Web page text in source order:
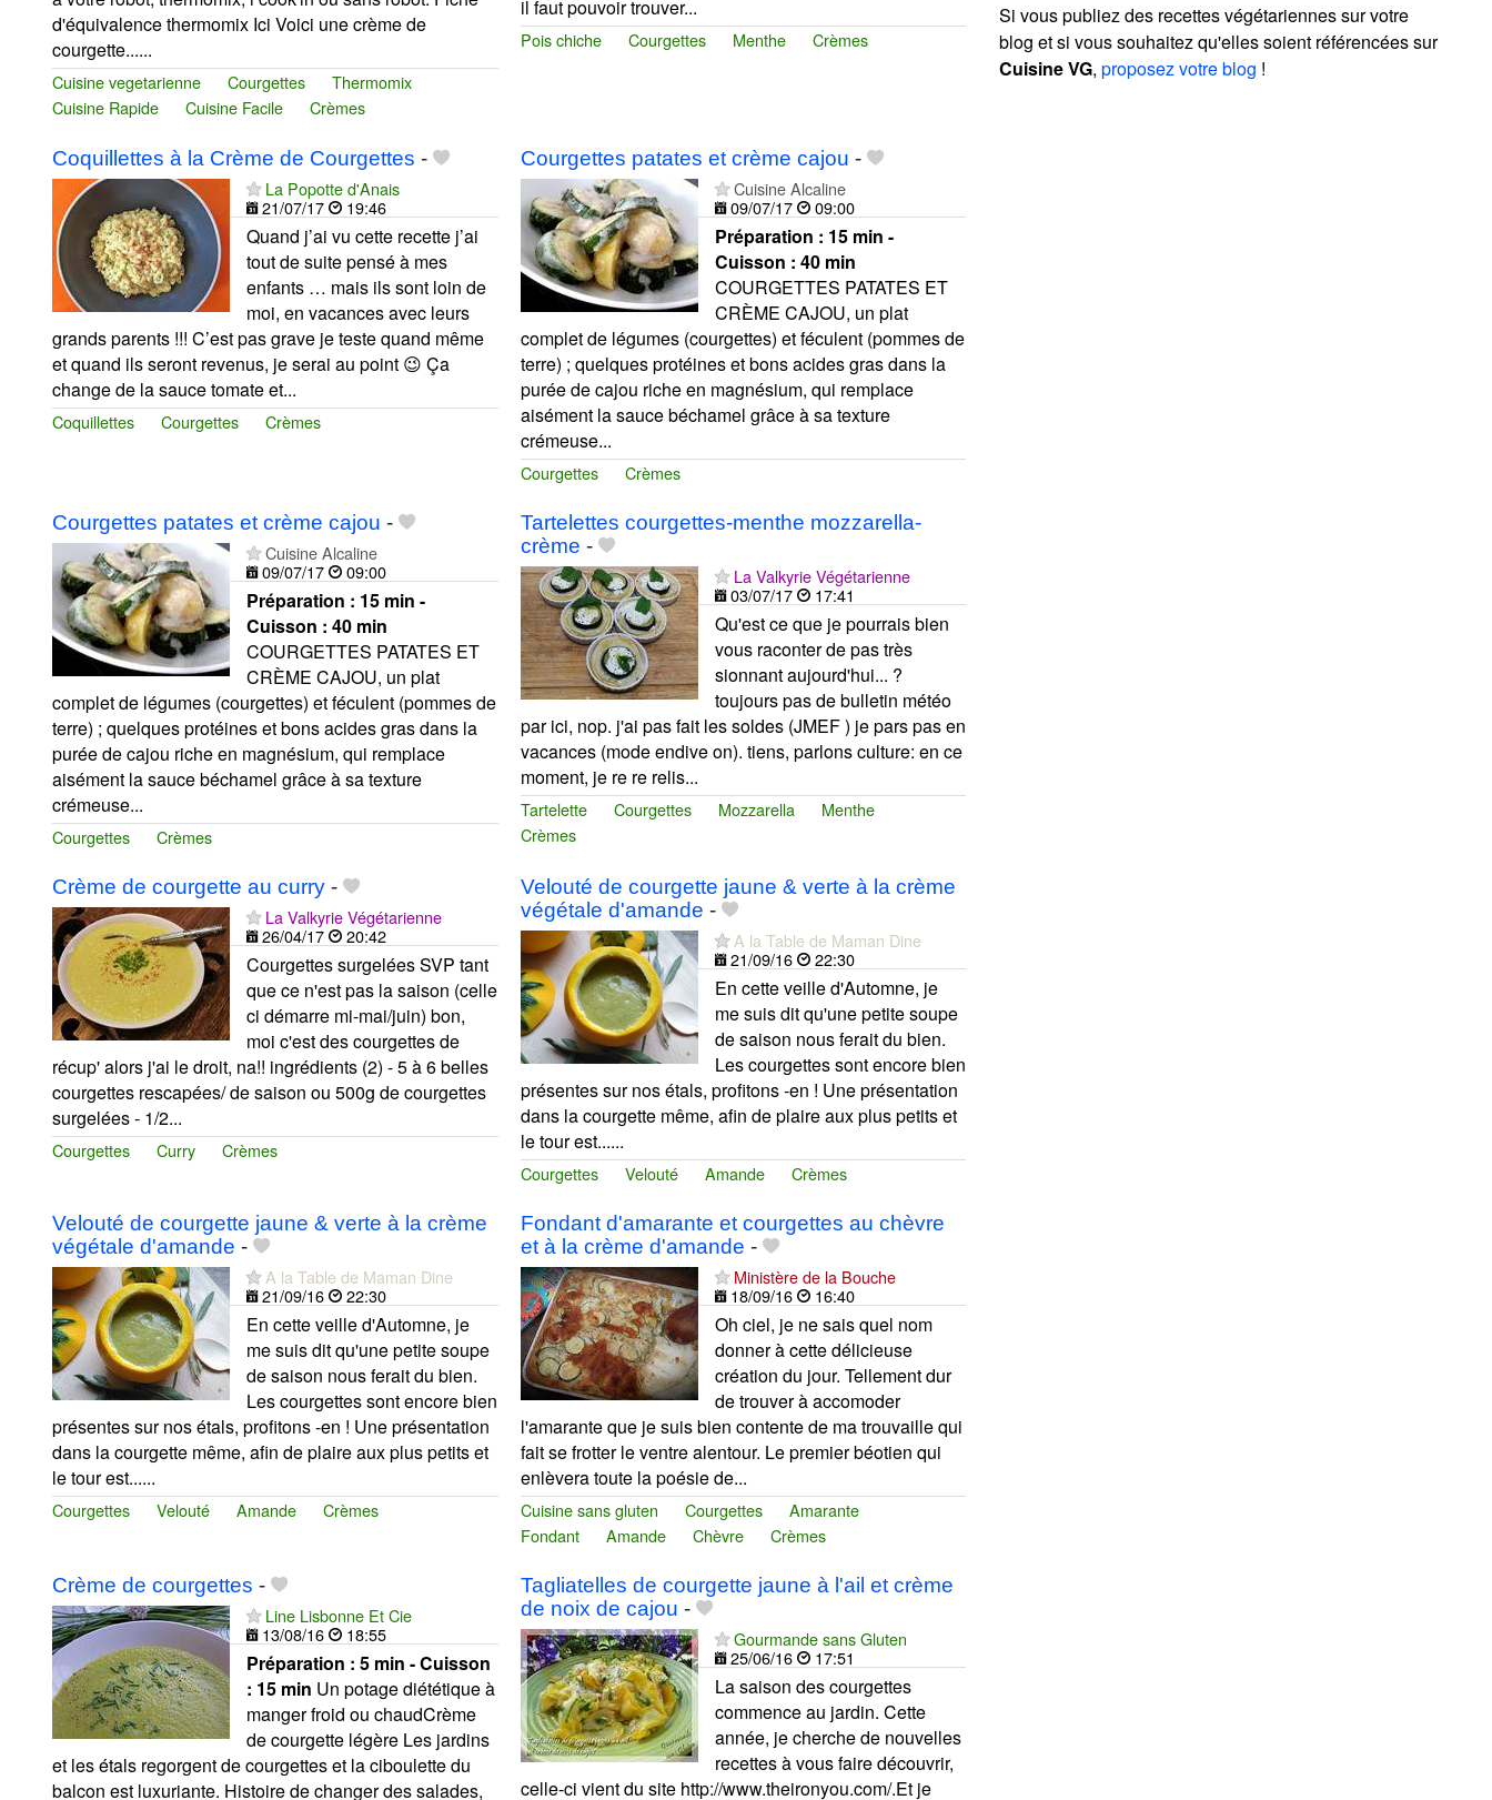
d'équivalence thermomix Ici Voici une crème de
courgette......
Cuisine vegetarienne Courgettes
Thermomix
Cuisine Rapide
Cuisine Facile Crèmes
il faut pouvoir trouver...
Pois chiche Courgettes Menthe Crèmes
Coquillettes à la Crème de Courgettes -
La Popotte d'Anais
21/07/17
19:46
Quand j’ai vu cette recette j’ai
tout de suite pensé à mes
enfants … mais ils sont loin de
moi, en vacances avec leurs
grands parents !!! C’est pas grave je teste quand même
et quand ils seront revenus, je serai au point 😉 Ça
change de la sauce tomate et...
Coquillettes Courgettes Crèmes
Courgettes patates et crème cajou -
Cuisine Alcaline
09/07/17
09:00
Préparation : 15 min -
Cuisson : 40 min
COURGETTES PATATES ET
CRÈME CAJOU, un plat
complet de légumes (courgettes) et féculent (pommes de
terre) ; quelques protéines et bons acides gras dans la
purée de cajou riche en magnésium, qui remplace
aisément la sauce béchamel grâce à sa texture
crémeuse...
Courgettes Crèmes
Courgettes patates et crème cajou -
Cuisine Alcaline
09/07/17
09:00
Préparation : 15 min -
Cuisson : 40 min
COURGETTES PATATES ET
CRÈME CAJOU, un plat
complet de légumes (courgettes) et féculent (pommes de
terre) ; quelques protéines et bons acides gras dans la
purée de cajou riche en magnésium, qui remplace
aisément la sauce béchamel grâce à sa texture
crémeuse...
Courgettes Crèmes
Tartelettes courgettes-menthe mozzarella-
crème -
La Valkyrie Végétarienne
03/07/17
17:41
Qu'est ce que je pourrais bien
vous raconter de pas très
sionnant aujourd'hui... ?
toujours pas de bulletin météo
par ici, nop. j'ai pas fait les soldes (JMEF ) je pars pas en
vacances (mode endive on). tiens, parlons culture: en ce
moment, je re re relis...
Tartelette Courgettes Mozzarella
Menthe
Crèmes
Crème de courgette au curry -
La Valkyrie Végétarienne
26/04/17
20:42
Courgettes surgelées SVP tant
que ce n'est pas la saison (celle
ci démarre mi-mai/juin) bon,
moi c'est des courgettes de
récup' alors j'ai le droit, na!! ingrédients (2) - 5 à 6 belles
courgettes rescapées/ de saison ou 500g de courgettes
surgelées - 1/2...
Courgettes Curry Crèmes
Velouté de courgette jaune & verte à la crème
végétale d'amande -
A la Table de Maman Dine
21/09/16
22:30
En cette veille d'Automne, je
me suis dit qu'une petite soupe
de saison nous ferait du bien.
Les courgettes sont encore bien
présentes sur nos étals, profitons -en ! Une présentation
dans la courgette même, afin de plaire aux plus petits et
le tour est......
Courgettes Velouté Amande Crèmes
Velouté de courgette jaune & verte à la crème
végétale d'amande -
A la Table de Maman Dine
21/09/16
22:30
En cette veille d'Automne, je
me suis dit qu'une petite soupe
de saison nous ferait du bien.
Les courgettes sont encore bien
présentes sur nos étals, profitons -en ! Une présentation
dans la courgette même, afin de plaire aux plus petits et
le tour est......
Courgettes Velouté Amande Crèmes
Fondant d'amarante et courgettes au chèvre
et à la crème d'amande -
Ministère de la Bouche
18/09/16
16:40
Oh ciel, je ne sais quel nom
donner à cette délicieuse
création du jour. Tellement dur
de trouver à accomoder
l'amarante que je suis bien contente de ma trouvaille qui
fait se frotter le ventre alentour. Le premier béotien qui
enlèvera toute la poésie de...
Cuisine sans gluten Courgettes
Amarante
Fondant
Amande Chèvre Crèmes
Crème de courgettes -
Line Lisbonne Et Cie
13/08/16
18:55
Préparation : 5 min - Cuisson
: 15 min Un potage diététique à
manger froid ou chaudCrème
de courgette légère Les jardins
et les étals regorgent de courgettes et la ciboulette du
balcon est luxuriante. Histoire de changer des salades,
Tagliatelles de courgette jaune à l'ail et crème
de noix de cajou -
Gourmande sans Gluten
25/06/16
17:51
La saison des courgettes
commence au jardin. Cette
année, je cherche de nouvelles
recettes à vous faire découvrir,
celle-ci vient du site http://www.theironyou.com/.Et je
Si vous publiez des recettes végétariennes sur votre
blog et si vous souhaitez qu'elles soient référencées sur
Cuisine VG,proposez votre blog !